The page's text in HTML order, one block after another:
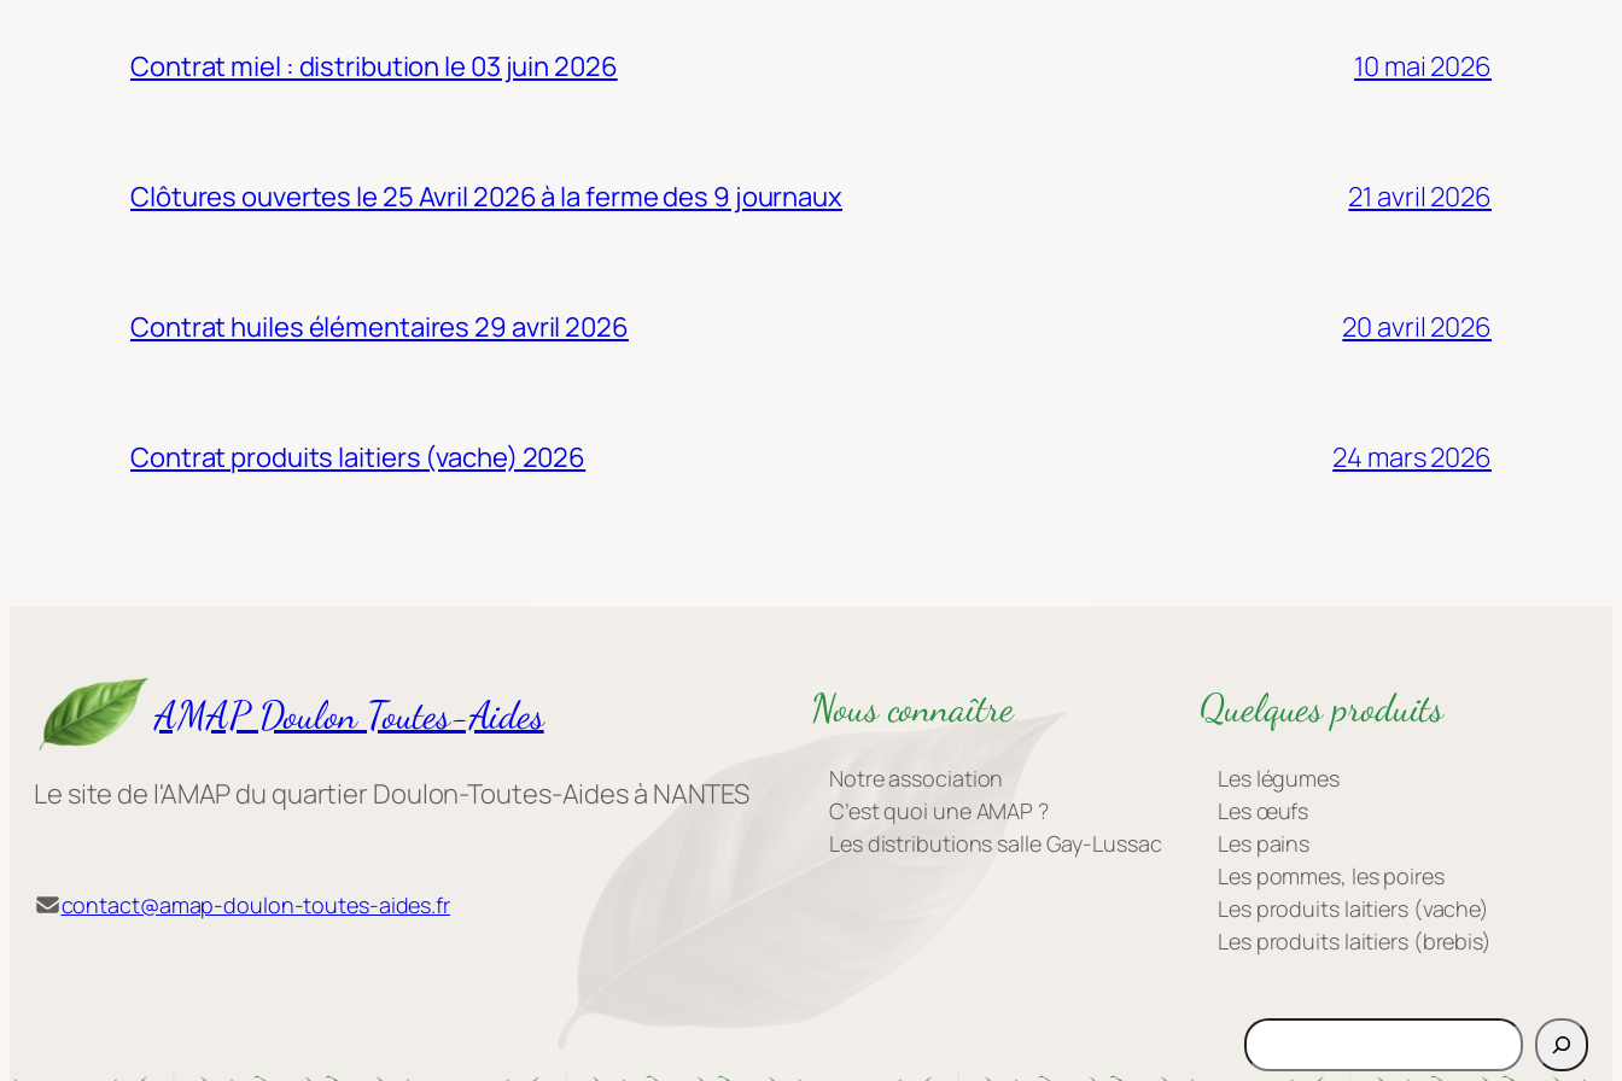
Contrat miel : distribution le 03 juin 2026 10 mai 2026
Clôtures ouvertes le 25 Avril 2026 à la ferme des 9 journaux 21 avril 2026
Contrat huiles élémentaires 29 avril 2026 20 avril 2026
Contrat produits laitiers (vache) 2026 24 mars 2026
AMAP Doulon Toutes-Aides
Le site de l'AMAP du quartier Doulon-Toutes-Aides à NANTES
contact@amap-doulon-toutes-aides.fr
Nous connaître
Notre association
C’est quoi une AMAP ?
Les distributions salle Gay-Lussac
Quelques produits
Les légumes
Les œufs
Les pains
Les pommes, les poires
Les produits laitiers (vache)
Les produits laitiers (brebis)
Rechercher